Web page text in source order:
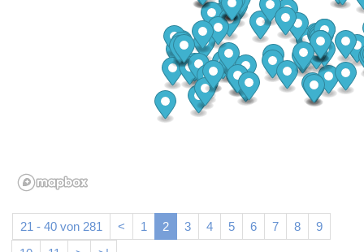
21 - 40 von 281 < 1 2 3 4 5 6 7 8
9